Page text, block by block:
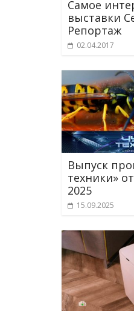
Самое
выставки
Репортаж
02.04.2017
Выпуск
техники»
2025
15.09.2025